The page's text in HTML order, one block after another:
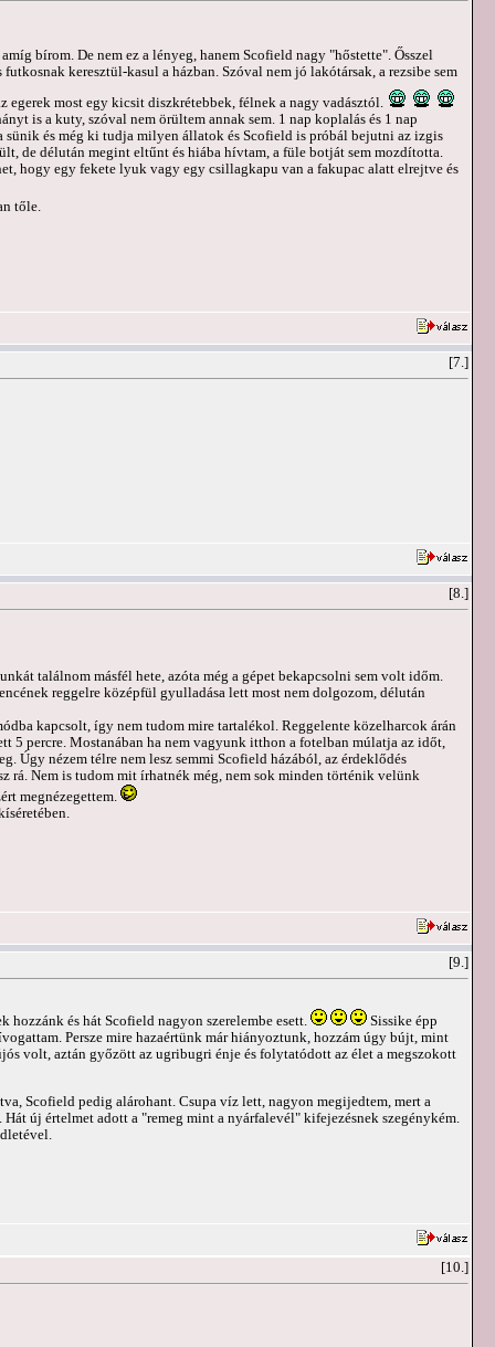
bírom. De nem ez a lényeg, hanem Scofield nagy "hőstette". Ősszel
keresztül-kasul a házban. Szóval nem jó lakótársak, a rezsibe sem
egerek most egy kicsit diszkrétebbek, félnek a nagy vadásztól.
is a kuty, szóval nem örültem annak sem. 1 nap koplalás és 1 nap
és még ki tudja milyen állatok és Scofield is próbál bejutni az izgis
de délután megint eltűnt és hiába hívtam, a füle botját sem mozdította.
hogy egy fekete lyuk vagy egy csillagkapu van a fakupac alatt elrejtve és
tőle.
[7.]
[8.]
találnom másfél hete, azóta még a gépet bekapcsolni sem volt időm.
reggelre középfül gyulladása lett most nem dolgozom, délután
kapcsolt, így nem tudom mire tartalékol. Reggelente közelharcok árán
percre. Mostanában ha nem vagyunk itthon a fotelban múlatja az időt,
Úgy nézem télre nem lesz semmi Scofield házából, az érdeklődés
rá. Nem is tudom mit írhatnék még, nem sok minden történik velünk
megnézegettem.
[9.]
és hát Scofield nagyon szerelembe esett.
Sissike épp
Persze mire hazaértünk már hiányoztunk, hozzám úgy bújt, mint
volt, aztán győzött az ugribugri énje és folytatódott az élet a megszokott
Scofield pedig alárohant. Csupa víz lett, nagyon megijedtem, mert a
új értelmet adott a "remeg mint a nyárfalevél" kifejezésnek szegénykém.
[10.]